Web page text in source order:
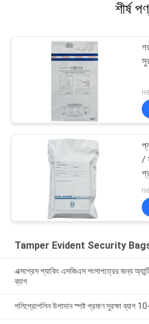
শীর্ষ
/
Tamper Evident Security
এক্সপ্রেস প্যাকিং এসজিএস শংসাপত্রের জন্য
ব্যাগ
পলিপ্রোপলিন উপাদান স্পষ্ট প্রমাণ সুরক্ষা ব্যাগ